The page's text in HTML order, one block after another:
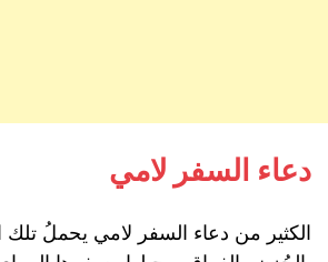
دعاء السفر لامي
الكثير من دعاء السفر لامي يحملُ تلك